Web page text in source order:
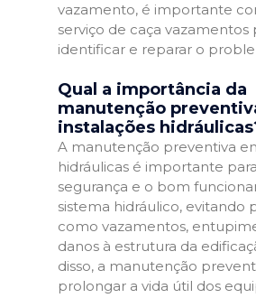
vazamento, é importante
serviço de caça vazamentos
identificar e reparar o
Qual a importância da
manutenção
instalações
A manutenção preventiva
hidráulicas é importante
segurança e o bom
sistema hidráulico, evitando
como vazamentos,
danos à estrutura da
disso, a manutenção
prolongar a vida útil dos